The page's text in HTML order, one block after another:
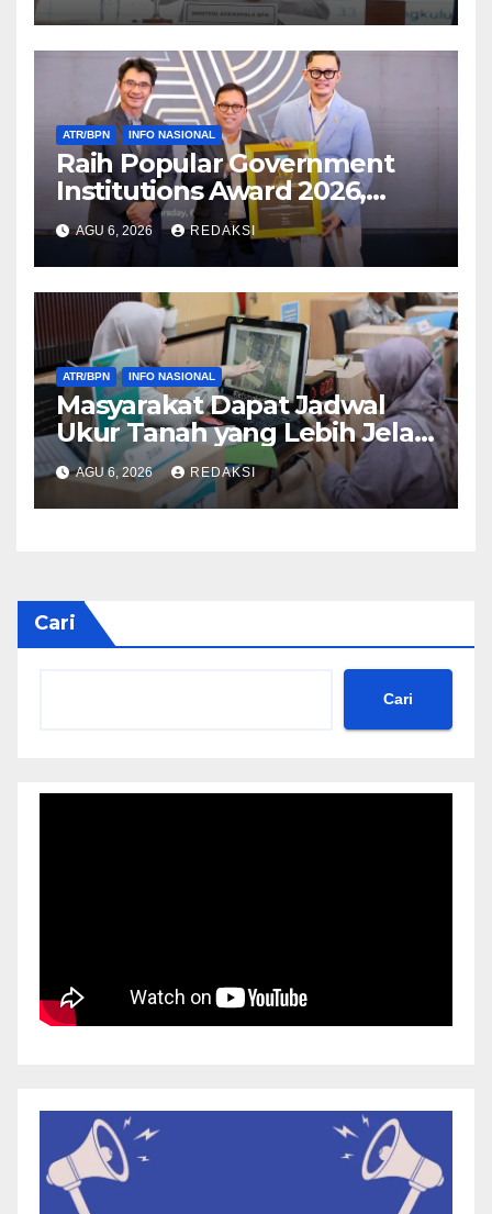
Pertanahan
ATR/BPN INFO NASIONAL
Raih Popular Government
Institutions Award 2026,
Kinerja Komunikasi Publik
Kementerian ATR/BPN
Kembali Diakui
AGU 6, 2026 REDAKSI
ATR/BPN INFO NASIONAL
Masyarakat Dapat Jadwal
Ukur Tanah yang Lebih Jelas
Berkat Layanan Pengukuran
Terjadwal
AGU 6, 2026 REDAKSI
Cari
Cari